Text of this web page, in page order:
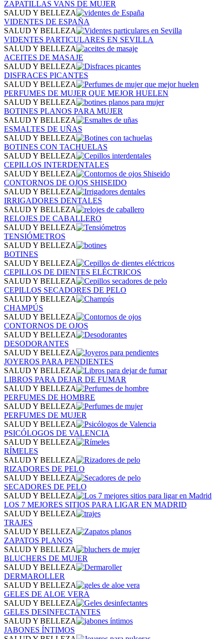
ZAPATILLAS VANS DE MUJER
SALUD Y BELLEZA
VIDENTES DE ESPAÑA
SALUD Y BELLEZA
VIDENTES PARTICULARES EN SEVILLA
SALUD Y BELLEZA
ACEITES DE MASAJE
SALUD Y BELLEZA
DISFRACES PICANTES
SALUD Y BELLEZA
PERFUMES DE MUJER QUE MEJOR HUELEN
SALUD Y BELLEZA
BOTINES PLANOS PARA MUJER
SALUD Y BELLEZA
ESMALTES DE UÑAS
SALUD Y BELLEZA
BOTINES CON TACHUELAS
SALUD Y BELLEZA
CEPILLOS INTERDENTALES
SALUD Y BELLEZA
CONTORNOS DE OJOS SHISEIDO
SALUD Y BELLEZA
IRRIGADORES DENTALES
SALUD Y BELLEZA
RELOJES DE CABALLERO
SALUD Y BELLEZA
TENSIÓMETROS
SALUD Y BELLEZA
BOTINES
SALUD Y BELLEZA
CEPILLOS DE DIENTES ELÉCTRICOS
SALUD Y BELLEZA
CEPILLOS SECADORES DE PELO
SALUD Y BELLEZA
CHAMPÚS
SALUD Y BELLEZA
CONTORNOS DE OJOS
SALUD Y BELLEZA
DESODORANTES
SALUD Y BELLEZA
JOYEROS PARA PENDIENTES
SALUD Y BELLEZA
LIBROS PARA DEJAR DE FUMAR
SALUD Y BELLEZA
PERFUMES DE HOMBRE
SALUD Y BELLEZA
PERFUMES DE MUJER
SALUD Y BELLEZA
PSICÓLOGOS DE VALENCIA
SALUD Y BELLEZA
RÍMELES
SALUD Y BELLEZA
RIZADORES DE PELO
SALUD Y BELLEZA
SECADORES DE PELO
SALUD Y BELLEZA
LOS 7 MEJORES SITIOS PARA LIGAR EN MADRID
SALUD Y BELLEZA
TRAJES
SALUD Y BELLEZA
ZAPATOS PLANOS
SALUD Y BELLEZA
BLUCHERS DE MUJER
SALUD Y BELLEZA
DERMAROLLER
SALUD Y BELLEZA
GELES DE ALOE VERA
SALUD Y BELLEZA
GELES DESINFECTANTES
SALUD Y BELLEZA
JABONES ÍNTIMOS